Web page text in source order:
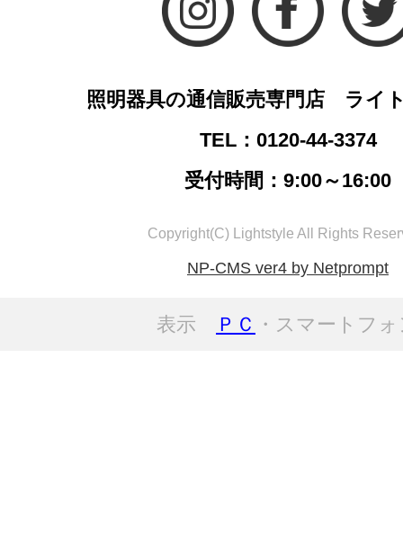
照明器具の通信販売専門店 ライ
TEL：0120-44-3374
受付時間：9:00～16:00
Copyright(C) Lightstyle All Rights
NP-CMS ver4 by Netprompt
表示 ＰＣ ・スマートフ